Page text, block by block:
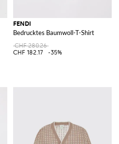
FENDI
Bedrucktes Baumwoll-T-Shirt
CHF 280.26
CHF 182.17
-35%